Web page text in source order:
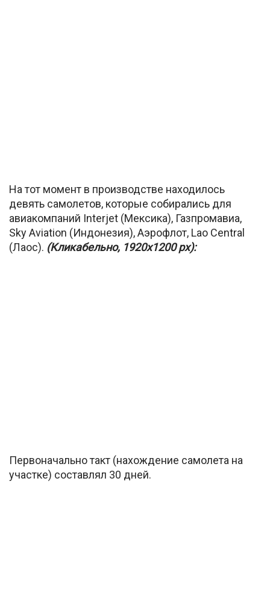
На тот момент в производстве находилось
девять самолетов, которые собирались для
авиакомпаний Interjet (Мексика), Газпромавиа,
Sky Aviation (Индонезия), Аэрофлот, Lao Central
(Лаос). (Кликабельно, 1920х1200 px):
Первоначально такт (нахождение самолета на
участке) составлял 30 дней.